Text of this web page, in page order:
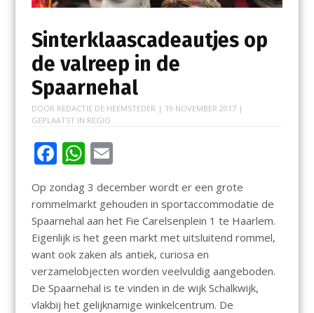
Sinterklaascadeautjes op
de valreep in de
Spaarnehal
DOOR REDACTIE DE HEEMSTEDER | 19 NOVEMBER 2017|
GEPLAATST IN REGIO
F
ac
e
b
o
o
k
W
at
s
A
p
p
E
m
ai
l
Op zondag 3 december wordt er een grote
rommelmarkt gehouden in sportaccommodatie de
Spaarnehal aan het Fie Carelsenplein 1 te Haarlem.
Eigenlijk is het geen markt met uitsluitend rommel,
want ook zaken als antiek, curiosa en
verzamelobjecten worden veelvuldig aangeboden.
De Spaarnehal is te vinden in de wijk Schalkwijk,
vlakbij het gelijknamige winkelcentrum. De